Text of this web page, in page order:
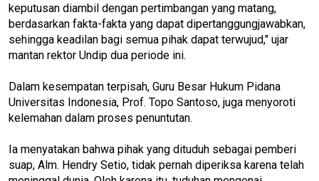
keputusan diambil dengan pertimbangan yang matang,
berdasarkan fakta-fakta yang dapat dipertanggungjawabkan,
sehingga keadilan bagi semua pihak dapat terwujud," ujar
mantan rektor Undip dua periode ini.
Dalam kesempatan terpisah, Guru Besar Hukum Pidana
Universitas Indonesia, Prof. Topo Santoso, juga menyoroti
kelemahan dalam proses penuntutan.
Ia menyatakan bahwa pihak yang dituduh sebagai pemberi
suap, Alm. Hendry Setio, tidak pernah diperiksa karena telah